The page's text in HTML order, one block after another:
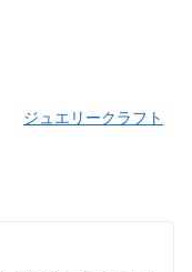
ジュエリークラフト